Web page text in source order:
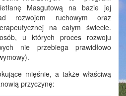
Masgutową na bazie jej
rozwojem ruchowym oraz
na całym świecie.
u których proces rozwoju
nie przebiega prawidłowo
mięśnie, a także właściwą
przyczynę: